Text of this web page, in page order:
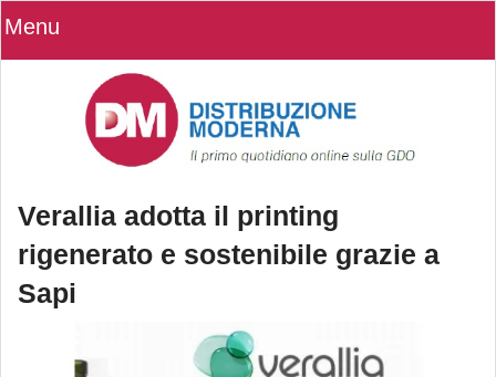
Menu
Verallia adotta il printing
rigenerato e sostenibile grazie a
Sapi